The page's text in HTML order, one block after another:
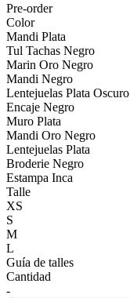
Pre-order
Color
Mandi Plata
Tul Tachas Negro
Marin Oro Negro
Mandi Negro
Lentejuelas Plata Oscuro
Encaje Negro
Muro Plata
Mandi Oro Negro
Lentejuelas Plata
Broderie Negro
Estampa Inca
Talle
XS
S
M
L
Guía de talles
Cantidad
-